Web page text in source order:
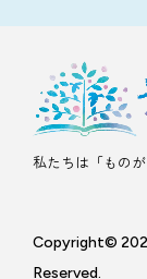
私たちは「もの
Copyright©
Reserved.